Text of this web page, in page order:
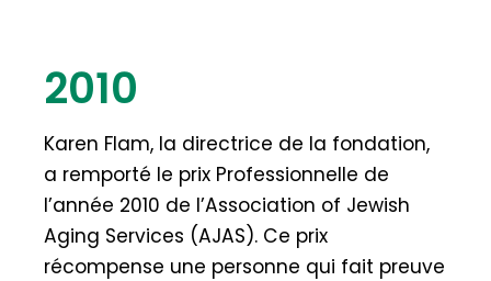
2010
Karen Flam, la directrice de la fondation,
a remporté le prix Professionnelle de
l’année 2010 de l’Association of Jewish
Aging Services (AJAS). Ce prix
récompense une personne qui fait preuve